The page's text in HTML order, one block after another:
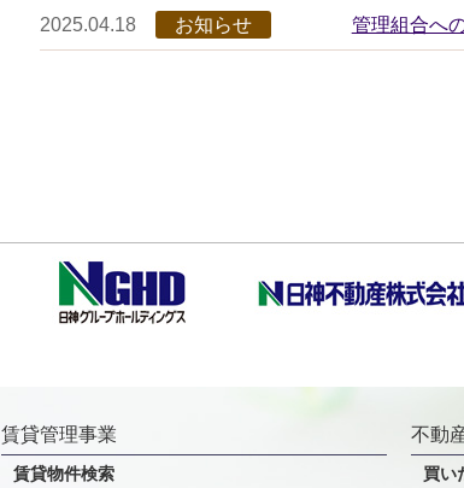
2025.04.18 お知らせ 管理組合へ
賃貸管理事業
賃貸物件検索
不動
買い